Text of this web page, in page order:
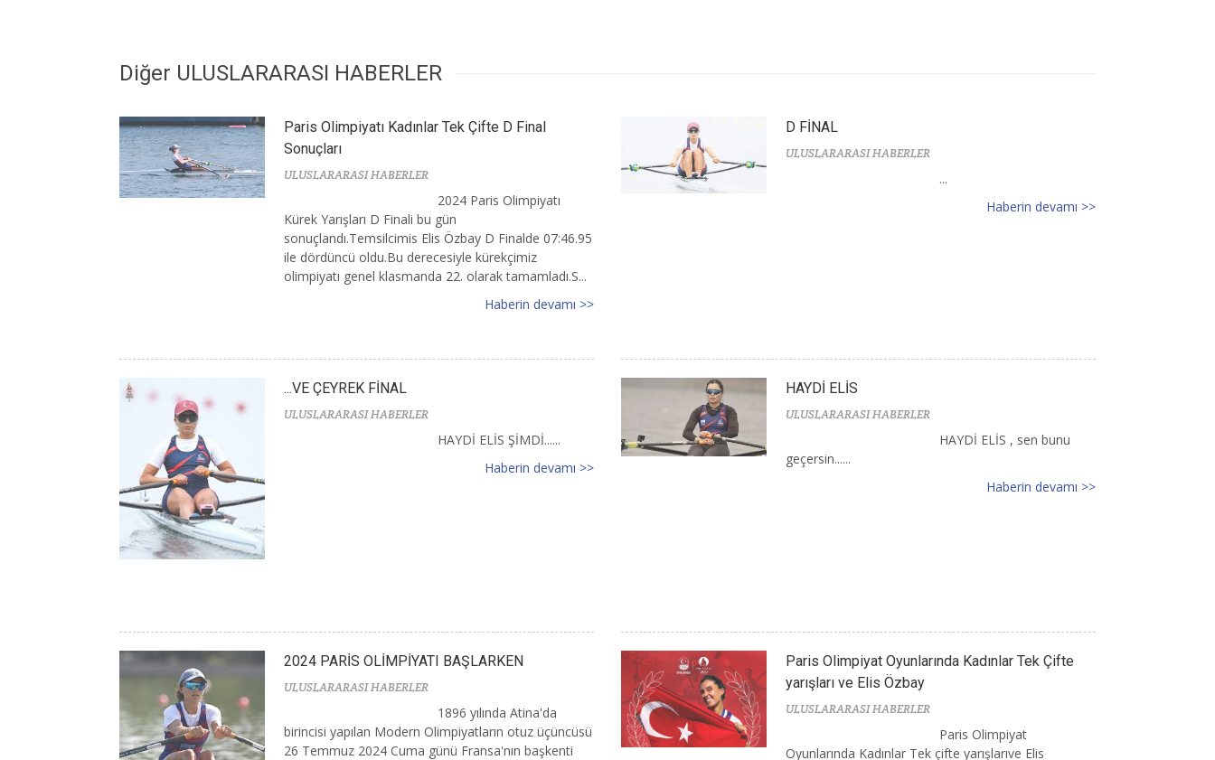
Diğer ULUSLARARASI HABERLER
Paris Olimpiyatı Kadınlar Tek Çifte D Final
Sonuçları
ULUSLARARASI HABERLER
2024 Paris Olimpiyatı
Kürek Yarışları D Finali bu gün
sonuçlandı.Temsilcimis Elis Özbay D Finalde 07:46.95
ile dördüncü oldu.Bu derecesiyle kürekçimiz
olimpiyatı genel klasmanda 22. olarak tamamladı.S...
Haberin devamı >>
D FİNAL
ULUSLARARASI HABERLER
...
Haberin devamı >>
...VE ÇEYREK FİNAL
ULUSLARARASI HABERLER
HAYDİ ELİS ŞİMDİ......
Haberin devamı >>
HAYDİ ELİS
ULUSLARARASI HABERLER
HAYDİ ELİS , sen bunu
geçersin......
Haberin devamı >>
2024 PARİS OLİMPİYATI BAŞLARKEN
ULUSLARARASI HABERLER
1896 yılında Atina'da
birincisi yapılan Modern Olimpiyatların otuz üçüncüsü
26 Temmuz 2024 Cuma günü Fransa'nın başkenti
Paris Olimpiyat Oyunlarında Kadınlar Tek Çifte
yarışları ve Elis Özbay
ULUSLARARASI HABERLER
Paris Olimpiyat
Oyunlarında Kadınlar Tek çifte yarışlarıve Elis